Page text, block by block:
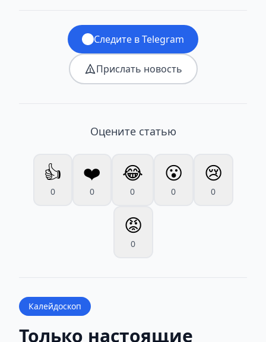
Следите в Telegram
Прислать новость
Оцените статью
👍
0
❤️
0
😂
0
😮
0
😢
0
😡
0
Калейдоскоп
Только настоящие